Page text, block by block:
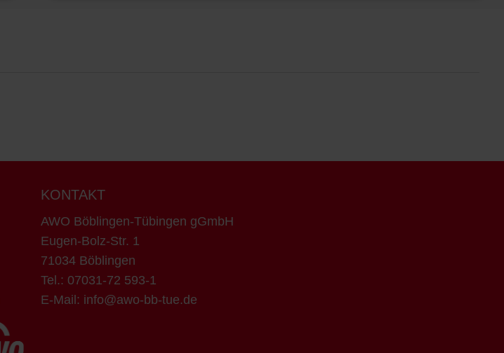
KONTAKT
AWO Böblingen-Tübingen gGmbH
Eugen-Bolz-Str. 1
71034 Böblingen
Tel.: 07031-72 593-1
E-Mail: info@awo-bb-tue.de